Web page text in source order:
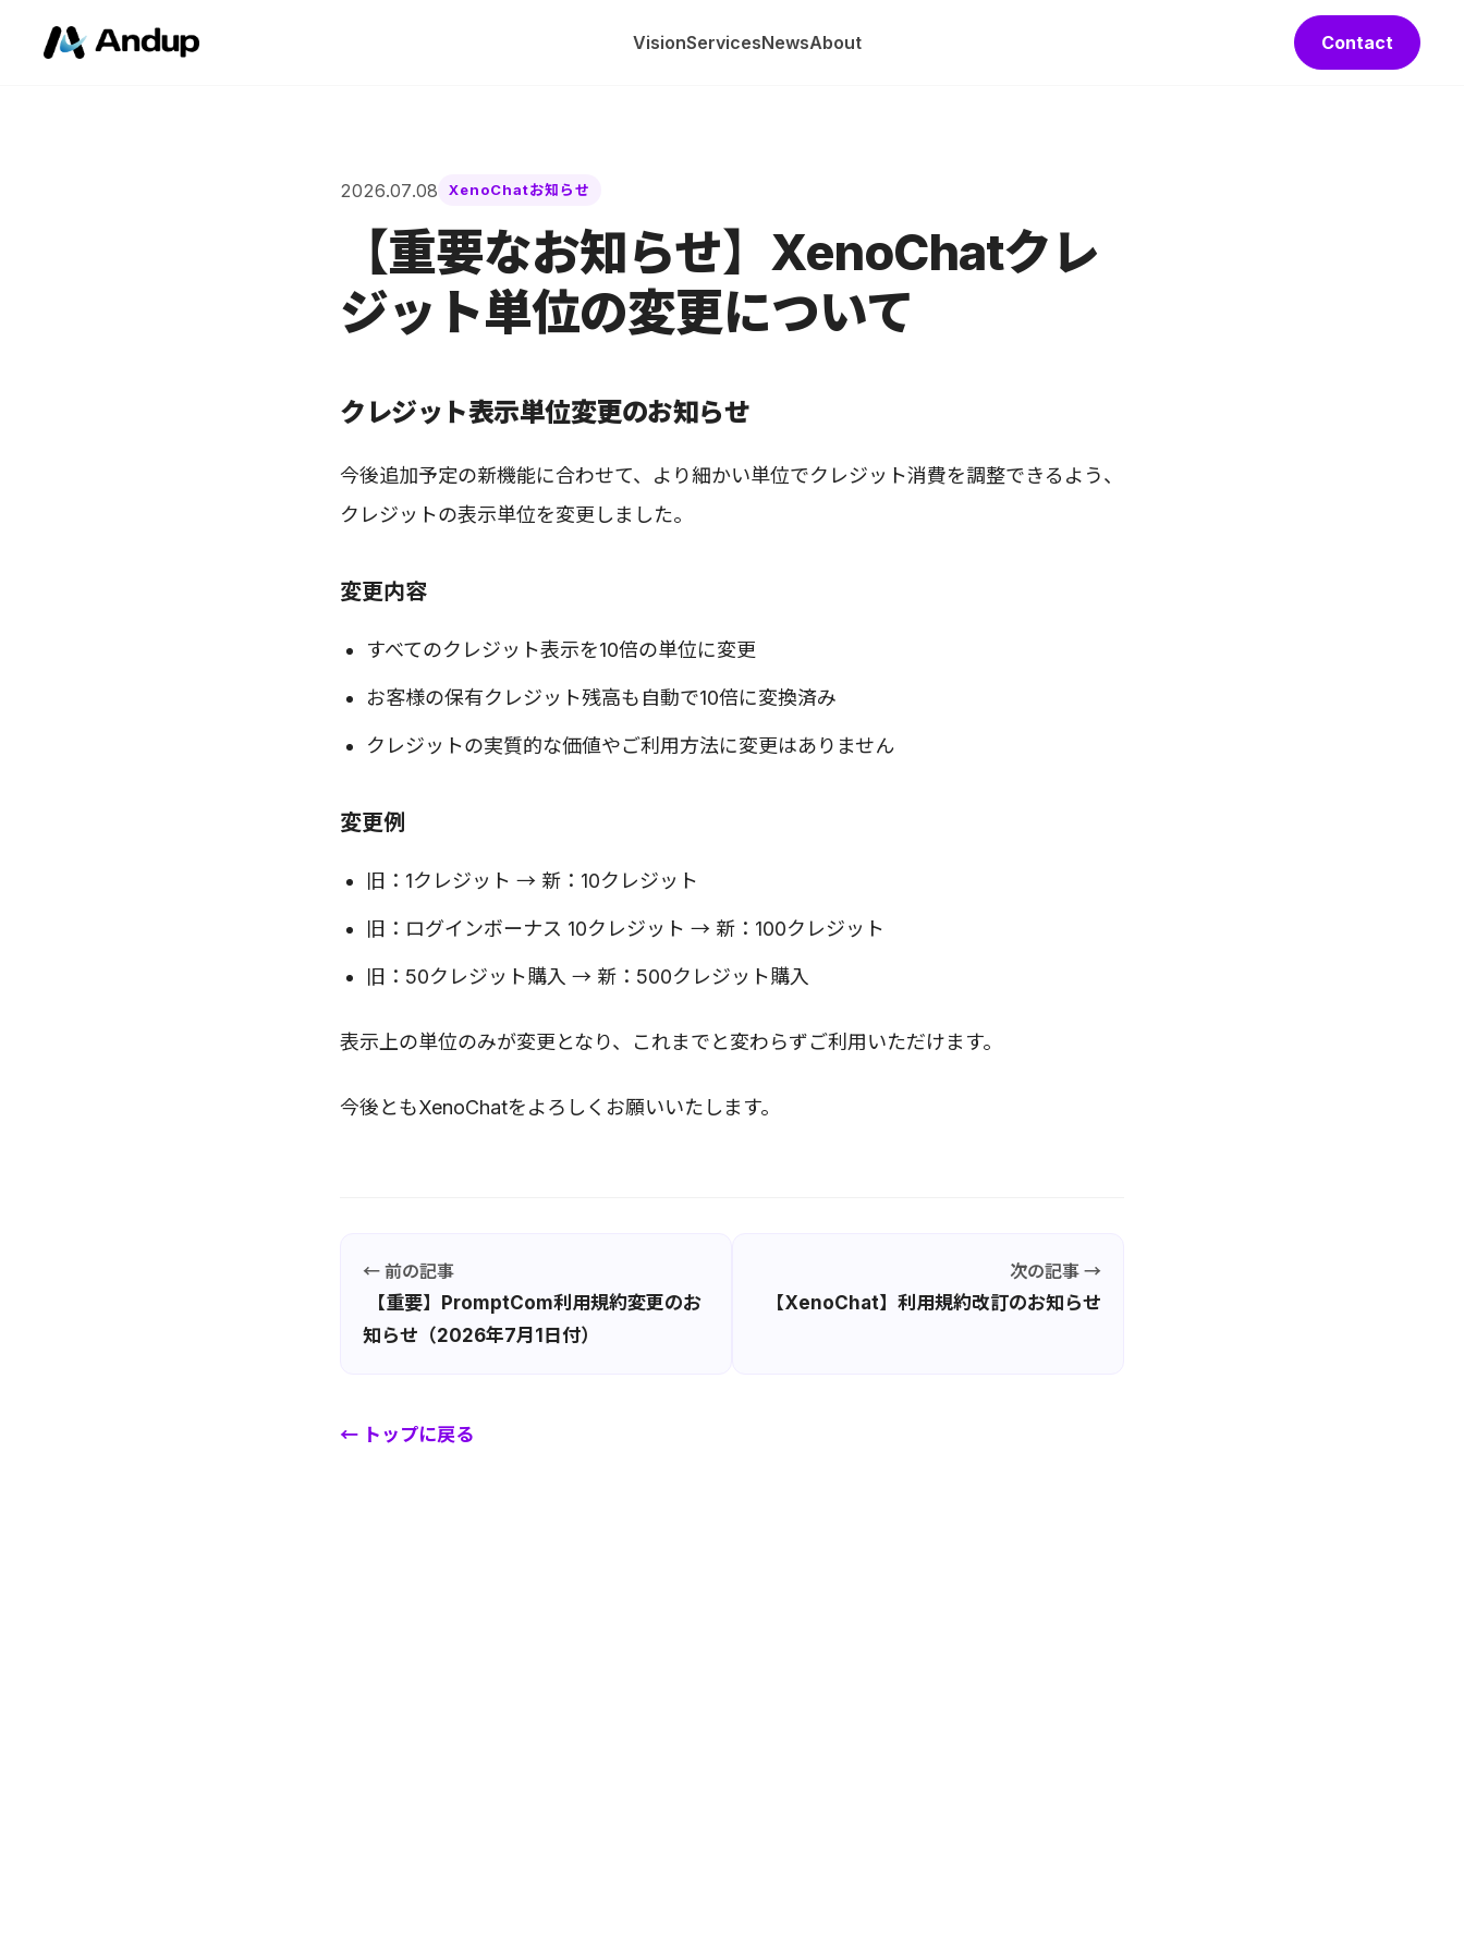
VisionServicesNewsAbout Contact
2026.07.08 XenoChatお知らせ
【重要なお知らせ】XenoChatクレ
ジット単位の変更について
クレジット表示単位変更のお知らせ
今後追加予定の新機能に合わせて、より細かい単位でクレジット消費を調整できるよう、
クレジットの表示単位を変更しました。
変更内容
すべてのクレジット表示を10倍の単位に変更
お客様の保有クレジット残高も自動で10倍に変換済み
クレジットの実質的な価値やご利用方法に変更はありません
変更例
旧：1クレジット → 新：10クレジット
旧：ログインボーナス 10クレジット → 新：100クレジット
旧：50クレジット購入 → 新：500クレジット購入
表示上の単位のみが変更となり、これまでと変わらずご利用いただけます。
今後ともXenoChatをよろしくお願いいたします。
← 前の記事
【重要】PromptCom利用規約変更のお
知らせ（2026年7月1日付）
次の記事 →
【XenoChat】利用規約改訂のお知らせ
← トップに戻る